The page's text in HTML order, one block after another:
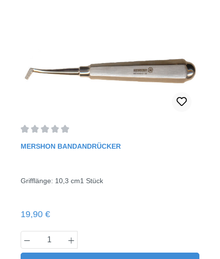
Durchschnittliche Bewertung von 0 von 5 Sternen
MERSHON BANDANDRÜCKER
Grifflänge: 10,3 cm1 Stück
Regulärer Preis:
19,90 €
Produkt Anzahl: Gib den gewünschten